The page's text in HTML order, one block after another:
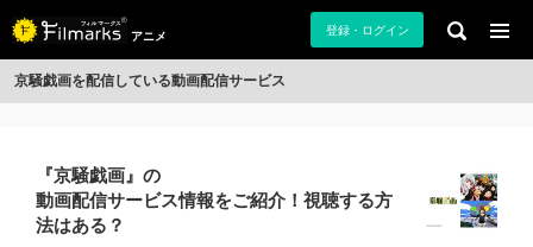
アニメ 登録・ログイン
京騒戯画を配信している動画配信サービス
『京騒戯画』の
動画配信サービス情報をご紹介！視聴する方
法はある？